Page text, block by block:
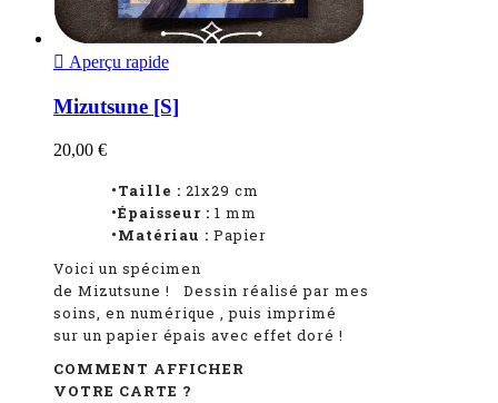
 Aperçu rapide
Mizutsune [S]
20,00 €
•Taille : 21x29 cm
•Épaisseur : 1 mm
•Matériau : Papier
Voici un spécimen
de Mizutsune !
Dessin réalisé par mes
soins, en numérique , puis imprimé
sur un papier épais avec effet doré !
COMMENT AFFICHER
VOTRE CARTE ?